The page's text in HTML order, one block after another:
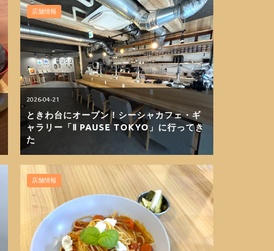
2026-04-21
ときわ台にオープン！シーシャカフェ・ギ
ャラリー「Ⅱ PAUSE TOKYO」に行ってき
た
店舗情報
店舗情報